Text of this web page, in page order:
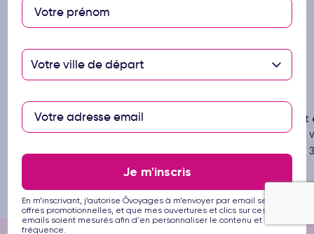
Les avantagesÔvoyages
Vos voyages, notre passion
Ôvoyages, votre créateur de souvenirs
Ôvoyages
séjours en
Votre ville de départ
Je m'inscris
En m’inscrivant, j’autorise Ôvoyages à m’envoyer par email ses
offres promotionnelles, et que mes ouvertures et clics sur ces
emails soient mesurés afin d'en personnaliser le contenu et la
fréquence.